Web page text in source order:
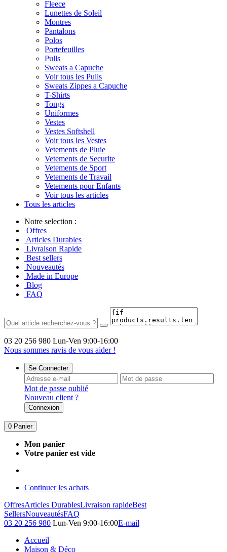
Fleece
Lunettes de Soleil
Montres
Pantalons
Polos
Portefeuilles
Pulls
Sweats a Capuche
Voir tous les Pulls
Sweats Zippes a Capuche
T-Shirts
Tongs
Uniformes
Vestes
Vestes Softshell
Voir tous les Vestes
Vetements de Pluie
Vetements de Securite
Vetements de Sport
Vetements de Travail
Vetements pour Enfants
Voir tous les articles
Tous les articles
Notre selection :
Offres
Articles Durables
Livraison Rapide
Best sellers
Nouveautés
Made in Europe
Blog
FAQ
03 20 256 980 Lun-Ven 9:00-16:00
Nous sommes ravis de vous aider !
Se Connecter
Mot de passe oublié
Nouveau client ?
Connexion
0 Panier
Mon panier
Votre panier est vide
Continuer les achats
OffresArticles DurablesLivraison rapideBest
SellersNouveautésFAQ
03 20 256 980 Lun-Ven 9:00-16:00E-mail
Accueil
Maison & Déco